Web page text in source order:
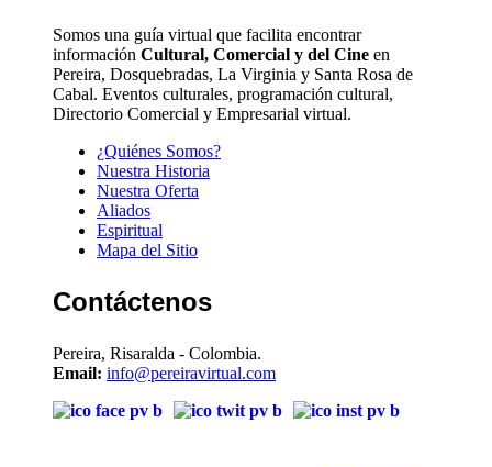
Somos una guía virtual que facilita encontrar
información Cultural, Comercial y del Cine en
Pereira, Dosquebradas, La Virginia y Santa Rosa de
Cabal. Eventos culturales, programación cultural,
Directorio Comercial y Empresarial virtual.
¿Quiénes Somos?
Nuestra Historia
Nuestra Oferta
Aliados
Espiritual
Mapa del Sitio
Contáctenos
Pereira, Risaralda - Colombia.
Email: info@pereiravirtual.com